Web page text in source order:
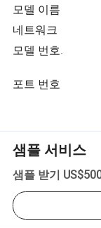
모델 이름
네트워크
모델 번호.
포트 번호
샘플 서비스
샘플 받기